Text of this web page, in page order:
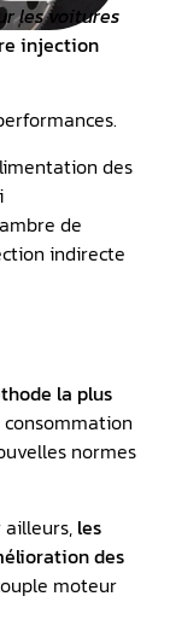
les voitures
injection
des
de
indirecte
la plus
normes
ailleurs, les
des
moteur